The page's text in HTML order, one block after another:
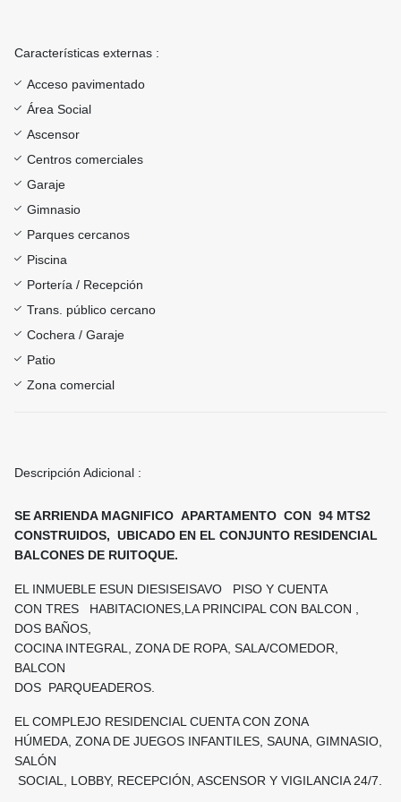
Características externas :
Acceso pavimentado
Área Social
Ascensor
Centros comerciales
Garaje
Gimnasio
Parques cercanos
Piscina
Portería / Recepción
Trans. público cercano
Cochera / Garaje
Patio
Zona comercial
Descripción Adicional :
SE ARRIENDA MAGNIFICO APARTAMENTO CON 94 MTS2
CONSTRUIDOS, UBICADO EN EL CONJUNTO RESIDENCIAL
BALCONES DE RUITOQUE.
EL INMUEBLE ESUN DIESISEISAVO PISO Y CUENTA
CON TRES HABITACIONES,LA PRINCIPAL CON BALCON ,
DOS BAÑOS,
COCINA INTEGRAL, ZONA DE ROPA, SALA/COMEDOR,
BALCON
DOS PARQUEADEROS.
EL COMPLEJO RESIDENCIAL CUENTA CON ZONA
HÚMEDA, ZONA DE JUEGOS INFANTILES, SAUNA, GIMNASIO,
SALÓN
SOCIAL, LOBBY, RECEPCIÓN, ASCENSOR Y VIGILANCIA 24/7.